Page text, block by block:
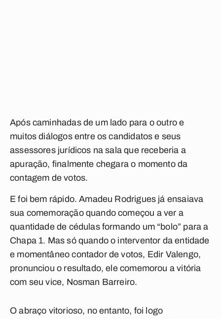
Após caminhadas de um lado para o outro e
muitos diálogos entre os candidatos e seus
assessores jurídicos na sala que receberia a
apuração, finalmente chegara o momento da
contagem de votos.
E foi bem rápido. Amadeu Rodrigues já ensaiava
sua comemoração quando começou a ver a
quantidade de cédulas formando um “bolo” para a
Chapa 1. Mas só quando o interventor da entidade
e momentâneo contador de votos, Edir Valengo,
pronunciou o resultado, ele comemorou a vitória
com seu vice, Nosman Barreiro.
O abraço vitorioso, no entanto, foi logo